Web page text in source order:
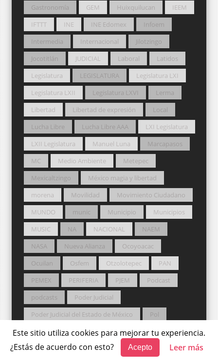
Este sitio utiliza cookies para mejorar tu experiencia.
¿Estás de acuerdo con esto?
Acepto Leer más
Gastronomía
GEM Huixquilucan
IEEM
IFTTT
INE INE Edomex
Infoem
Intermedia
Internacional
Jilotzingo
Jocotitlán
JUDICIAL Laboral
Latidos
Legislatura
LEGISLATURA
Legislatura LXI
Legislatura LXII
Legislatura LXVI
Lerma
Libertad
Libertad de expresión
Local
Lucha Libre
Lucha Libre AAA
LXI Legislatura
LXII Legislatura
Manuel Luna
Marcapasos
MC
Medio Ambiente
Metepec
Mexicaltzingo
México magia y libertad
morena
Movilidad
Movimiento Ciudadano
MUNDO
munic Municipio
Municipios
MUSIC
NA NACIONAL
NAEM
NASA
Nueva Alianza
Ocoyoacac
Ocuilan
Osfem Otzolotepec
PAN
PEMEX
PERIFERIA PJEM
Podcast
podcasts
Poder Judicial
Poder Judicial del Estado de México
Pol
Política
Potros Salvajes
PRD
Premio Nobel
PRI
Probosque